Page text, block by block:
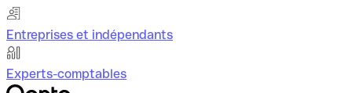
Entreprises et indépendants
Experts-comptables